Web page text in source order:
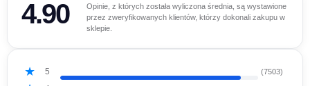
4.90
Opinie, z których została wyliczona średnia, są wystawione
przez zweryfikowanych klientów, którzy dokonali zakupu w
sklepie.
5 (7503)